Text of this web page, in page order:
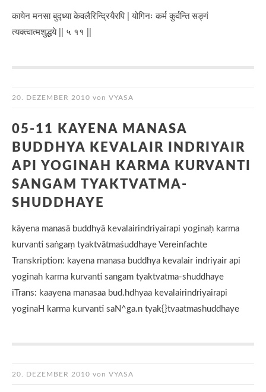
कायेन मनसा बुद्ध्या केवलैरिन्द्रियैरपि | योगिनः कर्म कुर्वन्ति सङ्गं
त्यक्त्वात्मशुद्धये || ५ ११ ||
20. DEZEMBER 2010 von VYASA
05-11 KAYENA MANASA
BUDDHYA KEVALAIR INDRIYAIR
API YOGINAH KARMA KURVANTI
SANGAM TYAKTVATMA-
SHUDDHAYE
kāyena manasā buddhyā kevalairindriyairapi yoginaḥ karma
kurvanti saṅgaṃ tyaktvātmaśuddhaye Vereinfachte
Transkription: kayena manasa buddhya kevalair indriyair api
yoginah karma kurvanti sangam tyaktvatma-shuddhaye
iTrans: kaayena manasaa bud.hdhyaa kevalairindriyairapi
yoginaH karma kurvanti saN^ga.n tyak{}tvaatmashuddhaye
20. DEZEMBER 2010 von VYASA